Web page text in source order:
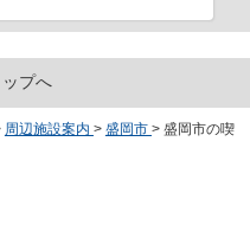
プへ
周辺施設案内 > 盛岡市 > 盛岡市の喫